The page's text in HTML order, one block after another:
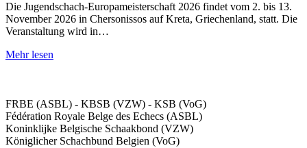
Die Jugendschach-Europameisterschaft 2026 findet vom 2. bis 13.
November 2026 in Chersonissos auf Kreta, Griechenland, statt. Die
Veranstaltung wird in…
Mehr lesen
FRBE (ASBL) - KBSB (VZW) - KSB (VoG)
Fédération Royale Belge des Echecs (ASBL)
Koninklijke Belgische Schaakbond (VZW)
Königlicher Schachbund Belgien (VoG)